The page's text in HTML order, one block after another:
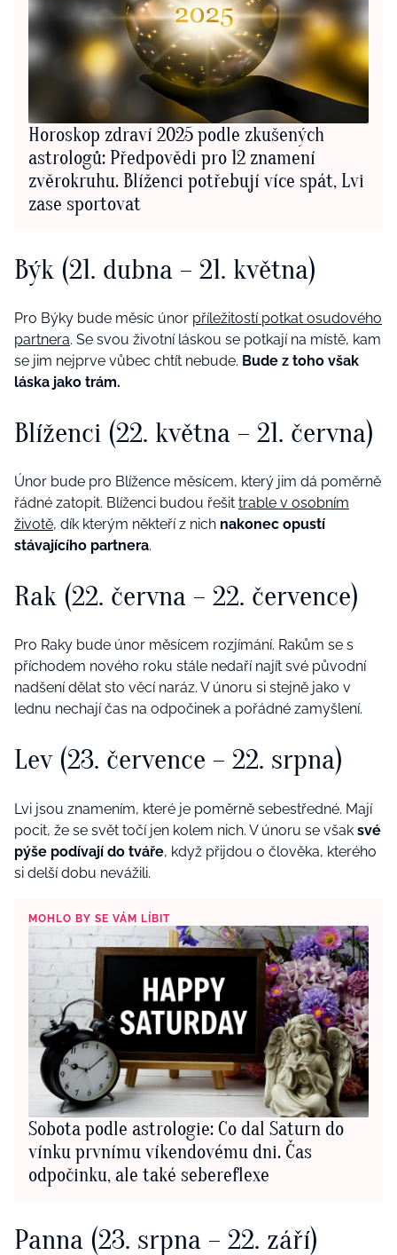
Horoskop zdraví 2025 podle zkušených
astrologů: Předpovědi pro 12 znamení
zvěrokruhu. Blíženci potřebují více spát, Lvi
zase sportovat
Býk (21. dubna – 21. května)
Pro Býky bude měsíc únor příležitostí potkat osudového
partnera. Se svou životní láskou se potkají na místě, kam
se jim nejprve vůbec chtít nebude. Bude z toho však
láska jako trám.
Blíženci (22. května – 21. června)
Únor bude pro Blížence měsícem, který jim dá poměrně
řádné zatopit. Blíženci budou řešit trable v osobním
životě, dík kterým někteří z nich nakonec opustí
stávajícího partnera.
Rak (22. června – 22. července)
Pro Raky bude únor měsícem rozjímání. Rakům se s
příchodem nového roku stále nedaří najít své původní
nadšení dělat sto věcí naráz. V únoru si stejně jako v
lednu nechají čas na odpočinek a pořádné zamyšlení.
Lev (23. července – 22. srpna)
Lvi jsou znamením, které je poměrně sebestředné. Mají
pocit, že se svět točí jen kolem nich. V únoru se však své
pýše podívají do tváře, když přijdou o člověka, kterého
si delší dobu nevážili.
MOHLO BY SE VÁM LÍBIT
Sobota podle astrologie: Co dal Saturn do
vínku prvnímu víkendovému dni. Čas
odpočinku, ale také sebereflexe
Panna (23. srpna – 22. září)